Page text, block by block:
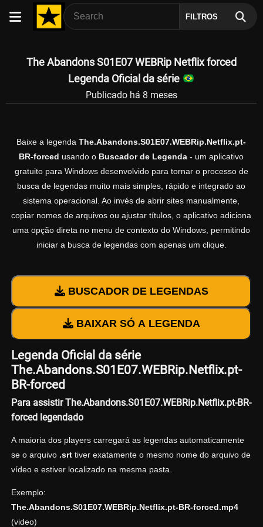
FILTROS
The Abandons S01E07 WEBRip Netflix forced
Legenda Oficial da série
Publicado há 8 meses
Baixe a legenda The.Abandons.S01E07.WEBRip.Netflix.pt-
BR-forced usando o Buscador de Legenda - um aplicativo
gratuito para Windows desenvolvido para tornar o processo de
busca de legendas muito mais simples, rápido e integrado ao
sistema operacional. Ao invés de abrir sites manualmente,
copiar nomes de arquivos ou ajustar títulos, o aplicativo adiciona
uma opção direta no menu de contexto do Windows, permitindo
iniciar a busca de legendas com apenas um clique.
BUSCADOR DE LEGENDAS
BAIXAR SÓ A LEGENDA
Legenda Oficial da série
The.Abandons.S01E07.WEBRip.Netflix.pt-
BR-forced
Para assistir The.Abandons.S01E07.WEBRip.Netflix.pt-BR-
forced legendado
A maioria dos players carregará as legendas automaticamente
se o arquivo .srttiver exatamente o mesmo nome do arquivo de
vídeo e estiver localizado na mesma pasta.
Exemplo:
The.Abandons.S01E07.WEBRip.Netflix.pt-BR-forced.mp4
(video)